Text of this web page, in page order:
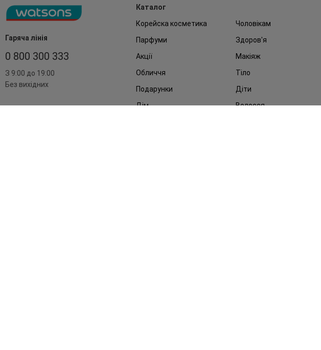
Гаряча лінія
0 800 300 333
З 9:00 до 19:00
Без вихідних
Каталог
Корейска косметика
Чоловікам
Парфуми
Здоров'я
Акції
Макіяж
Обличчя
Тіло
Подарунки
Діти
Дім
Волосся